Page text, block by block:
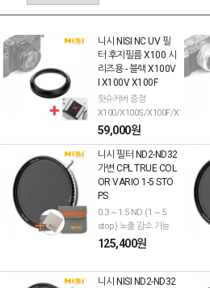
니시 NISI NC UV 필
터 후지필름 X100 시
리즈용 - 블랙 X100V
I X100V X100F
핫슈커버 증정
X100/X100S/X100F/X100T/
59,000원
니시 필터 ND2-ND32
가변 CPL TRUE COL
OR VARIO 1-5 STO
PS
0.3 ~ 1.5 ND (1 ~ 5
stop) 노출 감소 가능
125,400원
니시 NISI ND2-ND32